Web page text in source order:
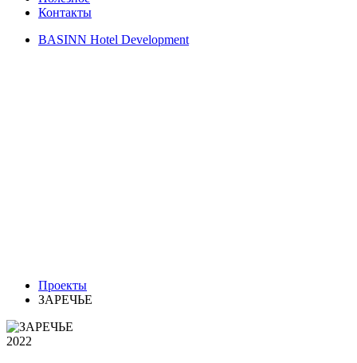
Контакты
BASINN Hotel Development
Проекты
ЗАРЕЧЬЕ
2022